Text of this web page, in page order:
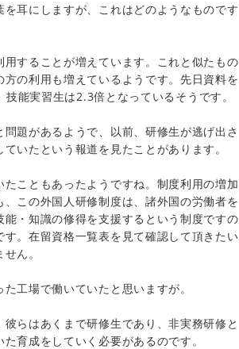
耳にしますが、これはどのようなものです
することが増えています。これと似たもの
の利用も増えているようです。先日資料を
能実習生は2.3倍となっているそうです。
題があるようで、以前、研修生が逃げ出さ
いたという報道を見たことがあります。
こともあったようですね。制度利用の増加
この外国人研修制度は、諸外国の労働者を
・知識の修得を支援するという制度ですの
。在留資格一覧表を見て確認して頂きたい
ん。
工場で働いていたと思いますが。
らはあくまで研修生であり、非実務研修と
育成をしていく必要があるのです。